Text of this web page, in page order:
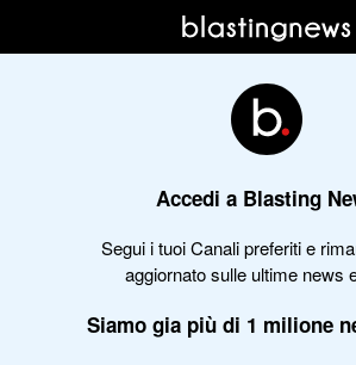
Accedi a Blasting
Segui i tuoi Canali preferiti e
aggiornato sulle ultime news
Siamo gia più di 1 milione